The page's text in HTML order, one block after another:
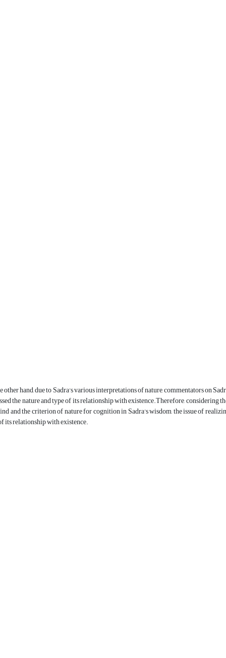
other hand, due to Sadra's various interpretations of nature, commentators on
the nature and type of its relationship with existence.Therefore, considering
and the criterion of nature for cognition in Sadra's wisdom, the issue of
its relationship with existence.